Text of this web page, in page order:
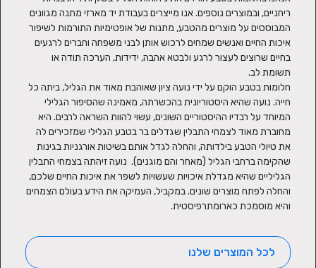
והיא מוסמכת כארומתרפיסטית.
לכל המוצרים שלנו